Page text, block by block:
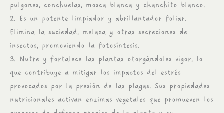
pulgones, conchuelas, mosca blanca y chanchito blanco.
2. Es un potente limpiador y abrillantador foliar.
Elimina la suciedad, melaza y otras secreciones de
insectos, promoviendo la fotosíntesis.
3. Nutre y fortalece las plantas otorgándoles vigor, lo
que contribuye a mitigar los impactos del estrés
provocados por la presión de las plagas. Sus propiedades
nutricionales activan enzimas vegetales que promueven los